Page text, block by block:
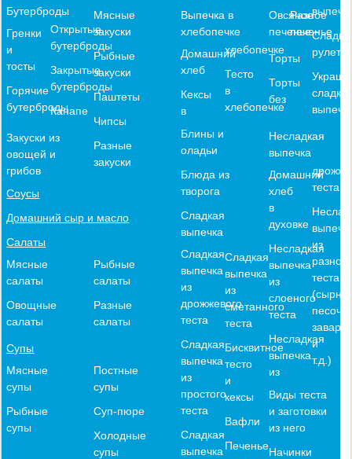
Бутерброды
Гренки
и
тосты
Горячие
бутерброды
Открытые
бутерброды
Закрытые
бутерброды
Канапе
Закуски из
овощей и
грибов
Мясные
закуски
Рыбные
закуски
Паштеты
Чипсы
Разные
закуски
Соусы
Домашний сыр и масло
Салаты
Мясные
салаты
Овощные
салаты
Рыбные
салаты
Разные
салаты
Супы
Мясные
супы
Рыбные
супы
Постные
супы
Суп-пюре
Холодные
супы
Выпечка в
хлебопечке
Домашний
хлеб
Кексы
в
хлебопечке
Тесто
в
хлебопечке
Блины и
оладьи
Блюда из
творога
Сладкая
выпечка
Сладкая
выпечка
из
дрожжевого
теста
Сладкая
выпечка
из
простого
теста
Сладкая
выпечка
Сладкая
выпечка
из
сметанного
теста
Бисквитное
тесто
и
кексы
Вафли
Печенье
Овсяное
печенье
Разное
печенье
Торты
Торты
без
рулеты
Несладкая
выпечка
Домашний
хлеб
в
духовке
Несладкая
выпечка
из
слоеного
теста
Несладкая
выпечка
из
теста
из
разного
теста
и
т.д.)
Виды теста
и заготовки
из него
Начинки